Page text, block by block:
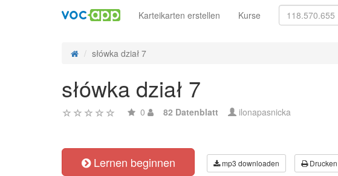
Karteikarten erstellen Kurse
słówka dział 7
słówka dział 7
0 82 Datenblatt ilonapasnicka
Lernen beginnen mp3 downloaden Drucken